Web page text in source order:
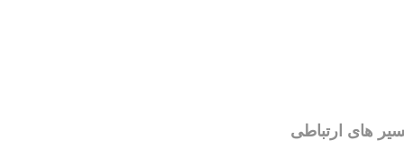
های ارتباطی